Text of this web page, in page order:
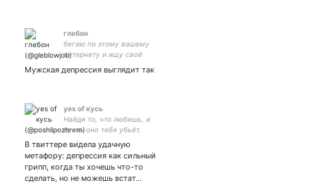
глебон
бегаю по этому вашему
интернету и ищу своё
Мужская депрессия выглядит так
yes of кусь
Найди то, что любишь, и
пусть оно тебя убьёт.
В твиттере видела удачную
метафору: депрессия как сильный
грипп, когда ты хочешь что-то
сделать, но не можешь встат…